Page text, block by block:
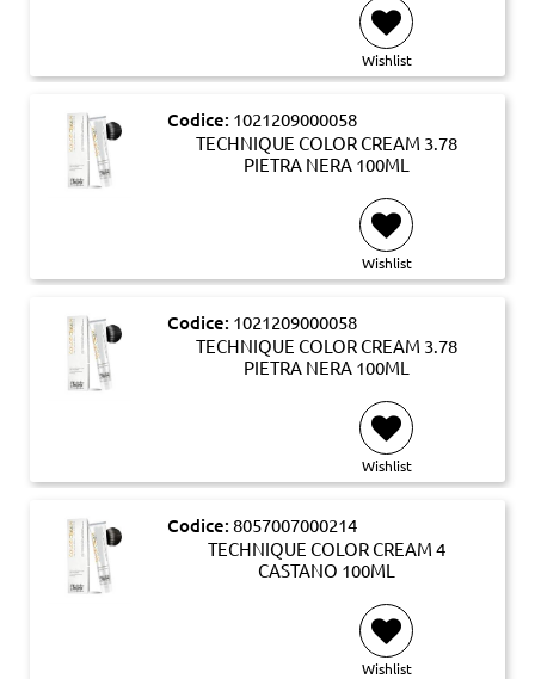
Wishlist
Codice: 1021209000058
TECHNIQUE COLOR CREAM 3.78
PIETRA NERA 100ML
Wishlist
Codice: 1021209000058
TECHNIQUE COLOR CREAM 3.78
PIETRA NERA 100ML
Wishlist
Codice: 8057007000214
TECHNIQUE COLOR CREAM 4
CASTANO 100ML
Wishlist